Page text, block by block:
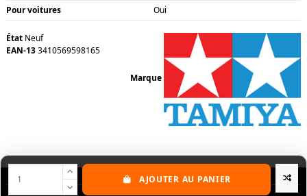
AJOUTER AU PANIER
Pour voitures
Oui
Marque
État Neuf
EAN-133410569598165
Nos produits